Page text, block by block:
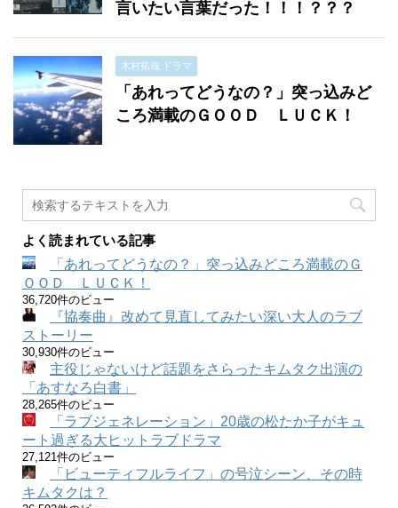
言いたい言葉だった！！！？？？
木村拓哉 ドラマ
「あれってどうなの？」突っ込みど
ころ満載のＧＯＯＤ ＬＵＣＫ！
よく読まれている記事
「あれってどうなの？」突っ込みどころ満載のＧ
ＯＯＤ ＬＵＣＫ！
36,720件のビュー
『協奏曲』改めて見直してみたい深い大人のラブ
ストーリー
30,930件のビュー
主役じゃないけど話題をさらったキムタク出演の
「あすなろ白書」
28,265件のビュー
「ラブジェネレーション」20歳の松たか子がキュ
ート過ぎる大ヒットラブドラマ
27,121件のビュー
「ビューティフルライフ」の号泣シーン、その時
キムタクは？